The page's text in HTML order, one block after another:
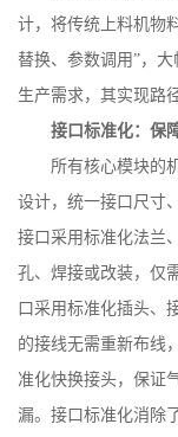
计，将传统上料机物
替换、参数调用”，
生产需求，其实现路
接口标准化：保
所有核心模块的
设计，统一接口尺寸
接口采用标准化法兰
孔、焊接或改装，仅
口采用标准化插头、
的接线无需重新布线
准化快换接头，保证
漏。接口标准化消除